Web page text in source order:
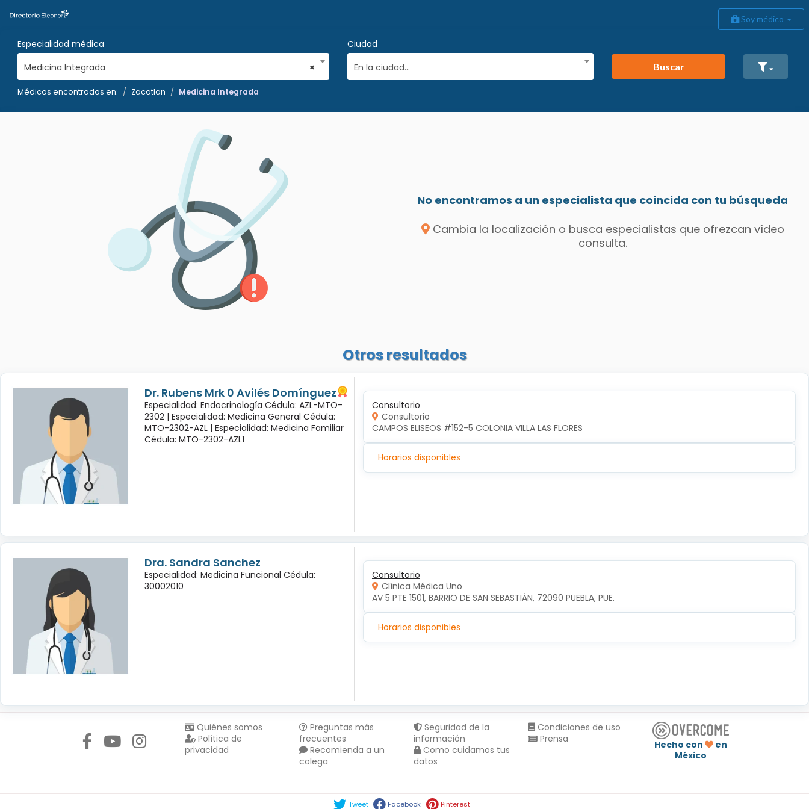
Soy médico
Especialidad médica
×
Medicina Integrada
Ciudad
En la ciudad...
Buscar
Médicos encontrados en: Zacatlan Medicina Integrada
No encontramos a un especialista que coincida con tu búsqueda
Cambia la localización o busca especialistas que ofrezcan vídeo
consulta.
Otros resultados
Dr. Rubens Mrk 0 Avilés Domínguez
Especialidad: Endocrinología Cédula: AZL-MTO-
2302 | Especialidad: Medicina General Cédula:
MTO-2302-AZL | Especialidad: Medicina Familiar
Cédula: MTO-2302-AZL1
Consultorio
Consultorio
CAMPOS ELISEOS #152-5 COLONIA VILLA LAS FLORES
Horarios disponibles
Dra. Sandra Sanchez
Especialidad: Medicina Funcional Cédula:
30002010
Consultorio
Clínica Médica Uno
AV 5 PTE 1501, BARRIO DE SAN SEBASTIÁN, 72090 PUEBLA, PUE.
Horarios disponibles
Quiénes somos
Política de
privacidad
Preguntas más
frecuentes
Recomienda a un
colega
Seguridad de la
información
Como cuidamos tus
datos
Condiciones de uso
Prensa
Hecho con
en
México
Tweet Facebook Pinterest